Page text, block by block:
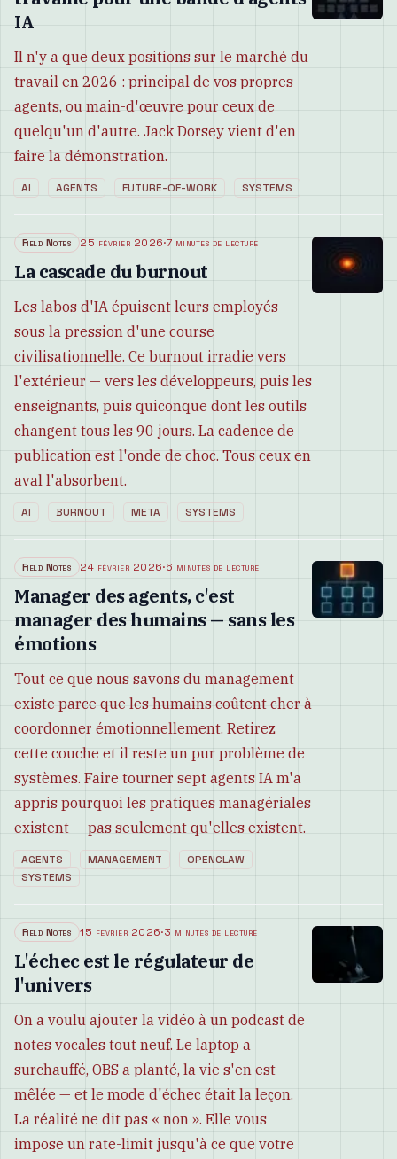
IA
Il n'y a que deux positions sur le marché du
travail en 2026 : principal de vos propres
agents, ou main-d'œuvre pour ceux de
quelqu'un d'autre. Jack Dorsey vient d'en
faire la démonstration.
AI AGENTS FUTURE-OF-WORK SYSTEMS
Field Notes 25 février 2026·7 minutes de lecture
La cascade du burnout
Les labos d'IA épuisent leurs employés
sous la pression d'une course
civilisationnelle. Ce burnout irradie vers
l'extérieur — vers les développeurs, puis les
enseignants, puis quiconque dont les outils
changent tous les 90 jours. La cadence de
publication est l'onde de choc. Tous ceux en
aval l'absorbent.
AI BURNOUT META SYSTEMS
Field Notes 24 février 2026·6 minutes de lecture
Manager des agents, c'est
manager des humains — sans les
émotions
Tout ce que nous savons du management
existe parce que les humains coûtent cher à
coordonner émotionnellement. Retirez
cette couche et il reste un pur problème de
systèmes. Faire tourner sept agents IA m'a
appris pourquoi les pratiques managériales
existent — pas seulement qu'elles existent.
AGENTS MANAGEMENT
OPENCLAW
SYSTEMS
Field Notes 15 février 2026·3 minutes de lecture
L'échec est le régulateur de
l'univers
On a voulu ajouter la vidéo à un podcast de
notes vocales tout neuf. Le laptop a
surchauffé, OBS a planté, la vie s'en est
mêlée — et le mode d'échec était la leçon.
La réalité ne dit pas « non ». Elle vous
impose un rate-limit jusqu'à ce que votre